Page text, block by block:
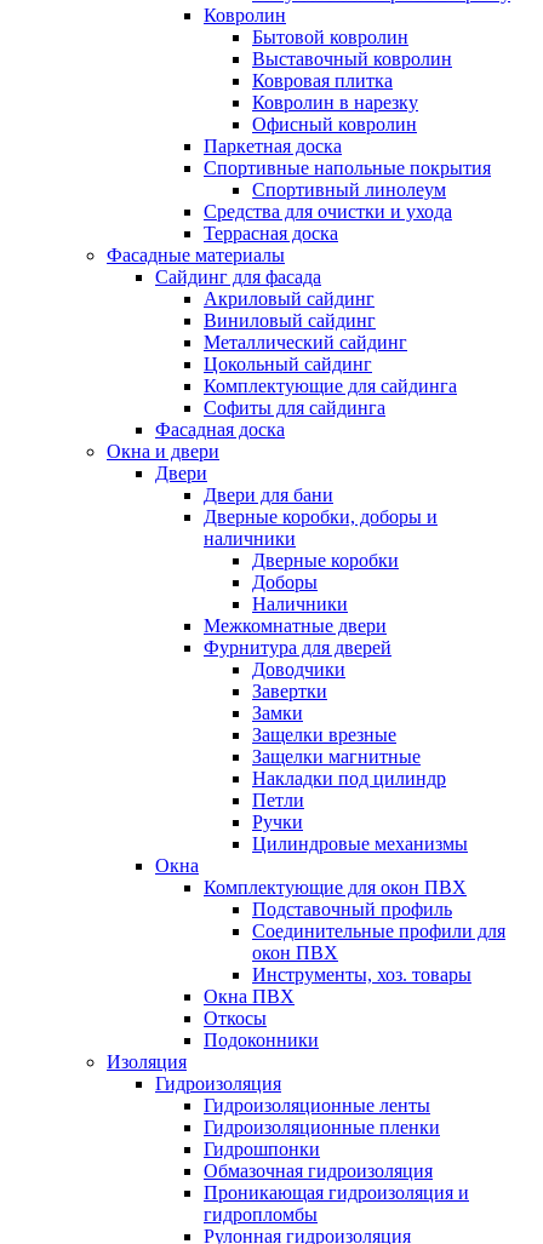
Ковролин
Бытовой ковролин
Выставочный ковролин
Ковровая плитка
Ковролин в нарезку
Офисный ковролин
Паркетная доска
Спортивные напольные покрытия
Спортивный линолеум
Средства для очистки и ухода
Террасная доска
Фасадные материалы
Сайдинг для фасада
Акриловый сайдинг
Виниловый сайдинг
Металлический сайдинг
Цокольный сайдинг
Комплектующие для сайдинга
Софиты для сайдинга
Фасадная доска
Окна и двери
Двери
Двери для бани
Дверные коробки, доборы и
наличники
Дверные коробки
Доборы
Наличники
Межкомнатные двери
Фурнитура для дверей
Доводчики
Завертки
Замки
Защелки врезные
Защелки магнитные
Накладки под цилиндр
Петли
Ручки
Цилиндровые механизмы
Окна
Комплектующие для окон ПВХ
Подставочный профиль
Соединительные профили для
окон ПВХ
Инструменты, хоз. товары
Окна ПВХ
Откосы
Подоконники
Изоляция
Гидроизоляция
Гидроизоляционные ленты
Гидроизоляционные пленки
Гидрошпонки
Обмазочная гидроизоляция
Проникающая гидроизоляция и
гидропломбы
Рулонная гидроизоляция